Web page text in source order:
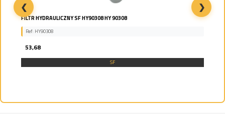
FILTR HYDRAULICZNY SF HY90308 HY 90308
Ref: HY90308
53,68
SF
❮ ❯